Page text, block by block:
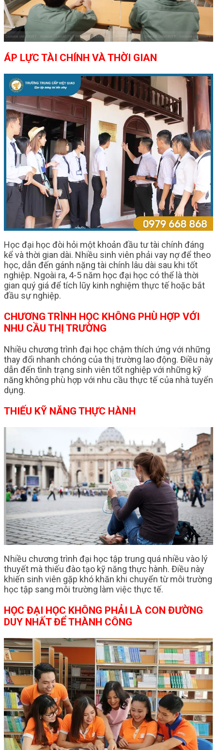
ÁP LỰC TÀI CHÍNH VÀ THỜI GIAN
Học đại học đòi hỏi một khoản đầu tư tài chính đáng
kể và thời gian dài. Nhiều sinh viên phải vay nợ để theo
học, dẫn đến gánh nặng tài chính lâu dài sau khi tốt
nghiệp. Ngoài ra, 4-5 năm học đại học có thể là thời
gian quý giá để tích lũy kinh nghiệm thực tế hoặc bắt
đầu sự nghiệp.
CHƯƠNG TRÌNH HỌC KHÔNG PHÙ HỢP VỚI
NHU CẦU THỊ TRƯỜNG
Nhiều chương trình đại học chậm thích ứng với những
thay đổi nhanh chóng của thị trường lao động. Điều này
dẫn đến tình trạng sinh viên tốt nghiệp với những kỹ
năng không phù hợp với nhu cầu thực tế của nhà tuyển
dụng.
THIẾU KỸ NĂNG THỰC HÀNH
Nhiều chương trình đại học tập trung quá nhiều vào lý
thuyết mà thiếu đào tạo kỹ năng thực hành. Điều này
khiến sinh viên gặp khó khăn khi chuyển từ môi trường
học tập sang môi trường làm việc thực tế.
HỌC ĐẠI HỌC KHÔNG PHẢI LÀ CON ĐƯỜNG
DUY NHẤT ĐỂ THÀNH CÔNG